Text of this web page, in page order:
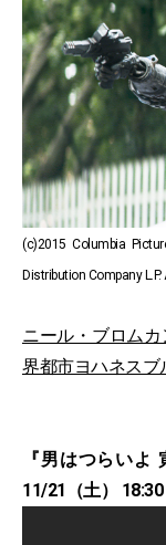
(c)2015 Columbia
Distribution Company
ニール・ブロム
界都市ヨハネスブ
『男はつらいよ
11/21（土）